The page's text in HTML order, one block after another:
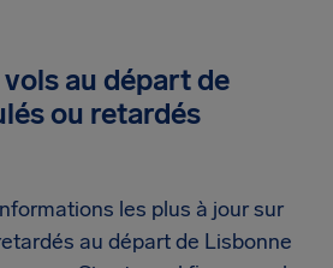
au départ de
ou retardés
les plus à jour sur
au départ de Lisbonne